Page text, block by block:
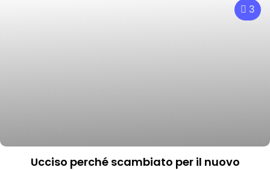
3
Ucciso perché scambiato per il nuovo